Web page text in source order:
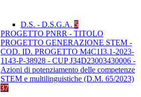
D.S. - D.S.G.A. 5
PROGETTO PNRR - TITOLO
PROGETTO GENERAZIONE STEM -
COD. ID. PROGETTO M4C1I3.1-2023-
1143-P-38928 - CUP J34D23003430006 -
Azioni di potenziamento delle competenze
STEM e multilinguistiche (D.M. 65/2023)
37